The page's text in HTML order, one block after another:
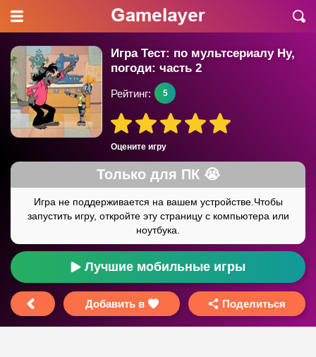
Игра Тест: по мультсериалу Ну,
погоди: часть 2
Оцените игру
Рейтинг: 5
Лучшие мобильные игры
Добавить в Поделиться